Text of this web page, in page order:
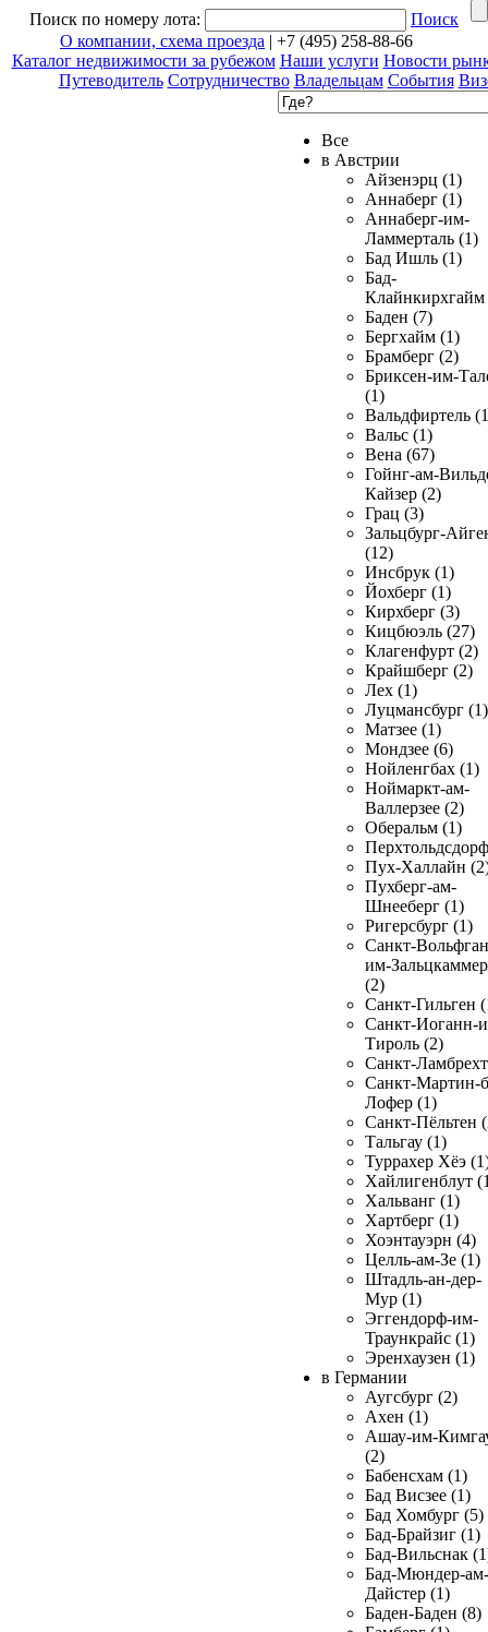
Поиск по номеру лота:
Поиск
О компании, схема проезда | +7 (495) 258-88-66
Каталог недвижимости за рубежом Наши услуги Новости
Путеводитель Сотрудничество Владельцам События
Все
в Австрии
Айзенэрц (1)
Аннаберг (1)
Аннаберг-им-
Ламмерталь (1)
Бад Ишль (1)
Бад-
Клайнкирхгайм
Баден (7)
Бергхайм (1)
Брамберг (2)
Бриксен-им-
(1)
Вальдфиртель
Вальс (1)
Вена (67)
Гойнг-ам-
Кайзер (2)
Грац (3)
Зальцбург-
(12)
Инсбрук (1)
Йохберг (1)
Кирхберг (3)
Кицбюэль (27)
Клагенфурт (2)
Крайшберг (2)
Лех (1)
Луцмансбург (1)
Матзее (1)
Мондзее (6)
Нойленгбах (1)
Ноймаркт-ам-
Валлерзее (2)
Оберальм (1)
Пух-Халлайн
Пухберг-ам-
Шнееберг (1)
Ригерсбург (1)
Санкт-
им-
(2)
Санкт-Гильген
Санкт-Иоганн-
Тироль (2)
Санкт-
Санкт-Мартин-
Лофер (1)
Санкт-Пёльтен
Тальгау (1)
Туррахер Хёэ
Хайлигенблут
Хальванг (1)
Хартберг (1)
Хоэнтауэрн (4)
Целль-ам-Зе (1)
Штадль-ан-дер-
Мур (1)
Эггендорф-им-
Траункрайс (1)
Эренхаузен (1)
в Германии
Аугсбург (2)
Ахен (1)
Ашау-им-
(2)
Бабенсхам (1)
Бад Висзее (1)
Бад Хомбург (5)
Бад-Брайзиг (1)
Бад-Вильснак
Бад-Мюндер-ам-
Дайстер (1)
Баден-Баден (8)